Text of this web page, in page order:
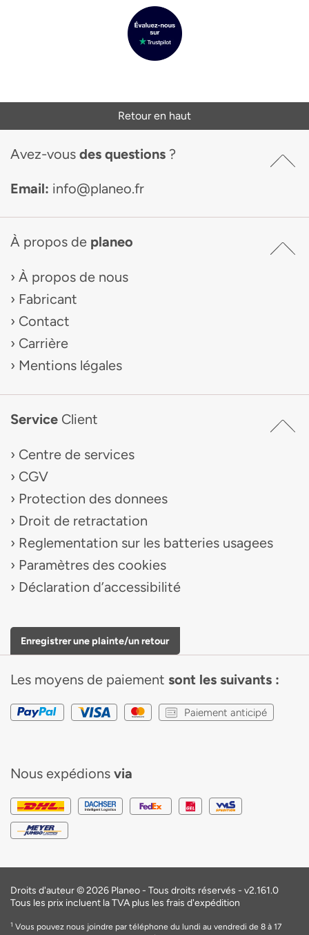
Retour en haut
Avez-vous des questions ?
Email: info@planeo.fr
À propos de planeo
À propos de nous
Fabricant
Contact
Carrière
Mentions légales
Service Client
Centre de services
CGV
Protection des donnees
Droit de retractation
Reglementation sur les batteries usagees
Paramètres des cookies
Déclaration d’accessibilité
Enregistrer une plainte/un retour
Les moyens de paiement sont les suivants :
Paiement anticipé
Nous expédions via
Droits d'auteur © 2026 Planeo - Tous droits réservés - v2.161.0
Tous les prix incluent la TVA plus les frais d'expédition
1 Vous pouvez nous joindre par téléphone du lundi au vendredi de 8 à 17